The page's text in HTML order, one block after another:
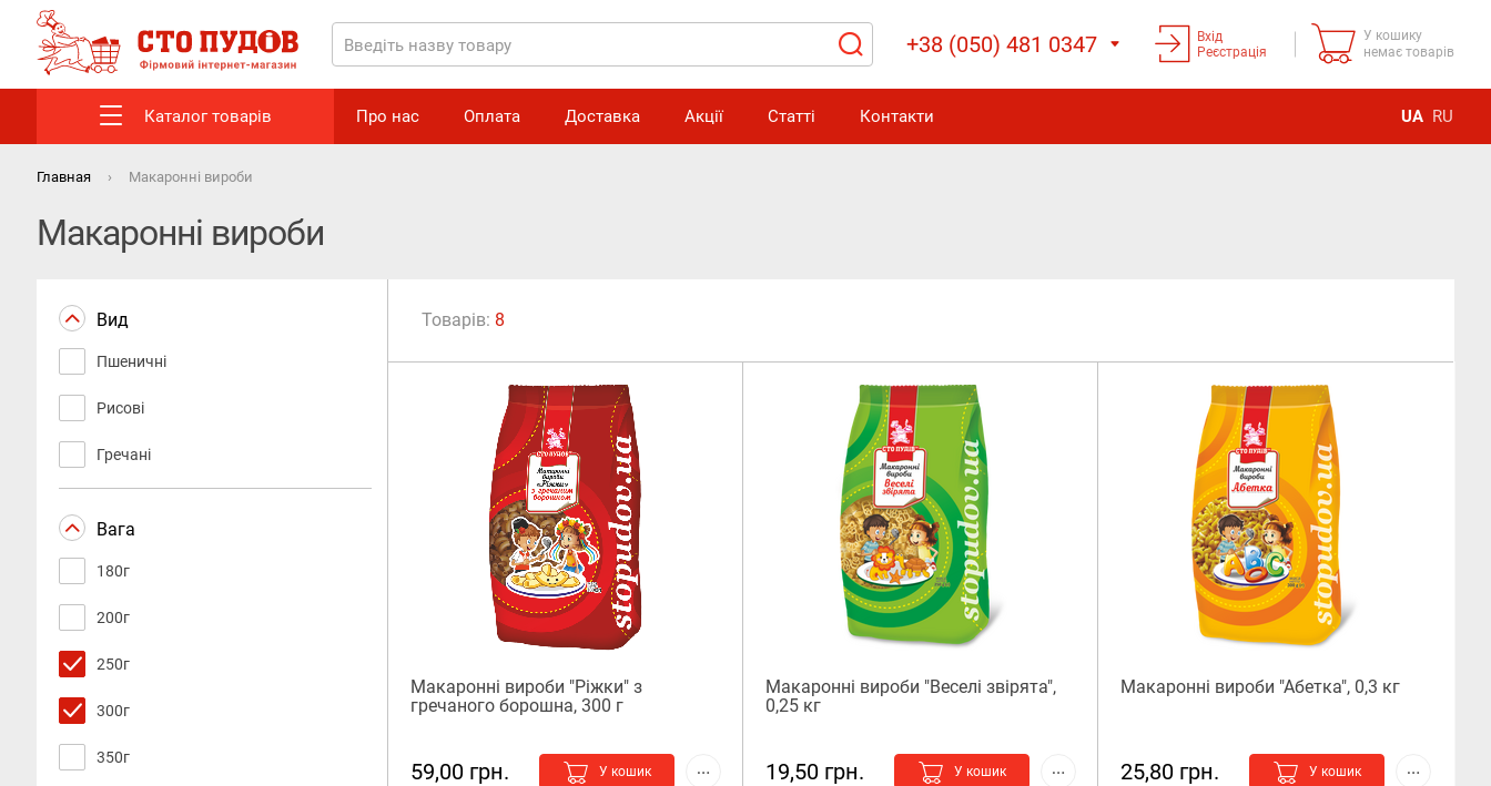
+38 (050) 481 0347
Вхід
Реєстрація
У кошику
немає товарів
Каталог товарів Про нас Оплата Доставка Акції Статті Контакти UA RU
Главная Макаронні вироби
Макаронні вироби
Вид
Пшеничні
Рисові
Гречані
Вага
180г
200г
250г
300г
350г
Товарів: 8
Макаронні вироби "Ріжки" з
гречаного борошна, 300 г
59,00 грн. У кошик
Макаронні вироби "Веселі звірята",
0,25 кг
19,50 грн. У кошик
Макаронні вироби "Абетка", 0,3 кг
25,80 грн. У кошик